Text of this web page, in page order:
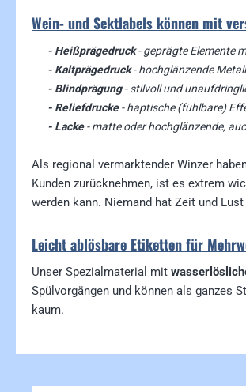
Wein- und Sektlabels können mit
- Heißprägedruck - geprägte Elemente
- Kaltprägedruck - hochglänzende
- Blindprägung - stilvoll und
- Reliefdrucke - haptische (fühlbare)
- Lacke - matte oder hochglänzende,
Als regional vermarktender Winzer
Kunden zurücknehmen, ist es extrem
werden kann. Niemand hat Zeit und
Leicht ablösbare Etiketten für
Unser Spezialmaterial mit
Spülvorgängen und können als ganzes
kaum.